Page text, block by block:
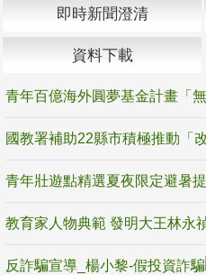
即時新聞澄清
資料下載
反詐騙宣導_楊小黎-假投資詐騙